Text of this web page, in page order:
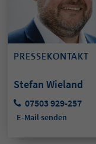
PRESSEKONTAKT
Stefan Wieland
07503 929-257
E-Mail senden